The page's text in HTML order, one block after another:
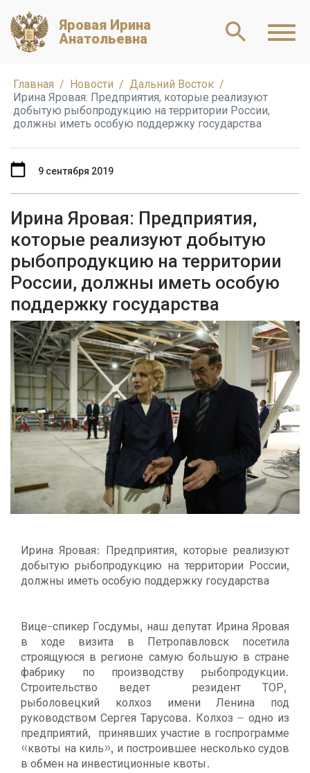
Яровая Ирина
Анатольевна
Главная Новости
Дальний Восток
Ирина Яровая: Предприятия, которые реализуют
добытую рыбопродукцию на территории России,
должны иметь особую поддержку государства
Ирина Яровая: Предприятия,
которые реализуют добытую
рыбопродукцию на территории
России, должны иметь особую
поддержку государства
9 сентября 2019
Ирина Яровая: Предприятия, которые реализуют
добытую рыбопродукцию на территории России,
должны иметь особую поддержку государства
Вице-спикер Госдумы, наш депутат Ирина Яровая
в ходе визита в Петропавловск посетила
строящуюся в регионе самую большую в стране
фабрику по производству рыбопродукции.
Строительство ведет резидент ТОР,
рыболовецкий колхоз имени Ленина под
руководством Сергея Тарусова. Колхоз – одно из
предприятий, принявших участие в госпрограмме
«квоты на киль», и построившее несколько судов
в обмен на инвестиционные квоты.